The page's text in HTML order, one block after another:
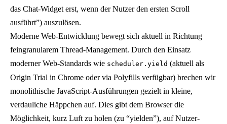
das Chat-Widget erst, wenn der Nutzer den ersten Scroll
ausführt”) auszulösen.
Moderne Web-Entwicklung bewegt sich aktuell in Richtung
feingranularem Thread-Management. Durch den Einsatz
moderner Web-Standards wie scheduler.yield (aktuell als
Origin Trial in Chrome oder via Polyfills verfügbar) brechen wir
monolithische JavaScript-Ausführungen gezielt in kleine,
verdauliche Häppchen auf. Dies gibt dem Browser die
Möglichkeit, kurz Luft zu holen (zu “yielden”), auf Nutzer-